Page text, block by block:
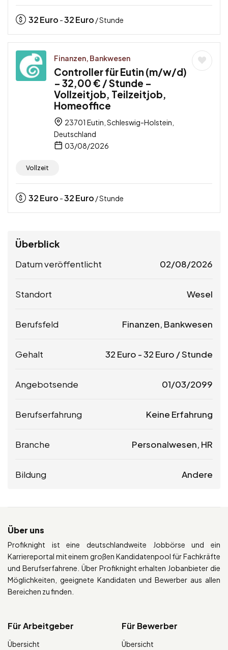
32Euro -32Euro / Stunde
Finanzen, Bankwesen
Controller für Eutin (m/w/d)
– 32,00 € / Stunde –
Vollzeitjob, Teilzeitjob,
Homeoffice
23701 Eutin, Schleswig-Holstein,
Deutschland
03/08/2026
Vollzeit
32Euro -32Euro / Stunde
Überblick
Datum veröffentlicht 02/08/2026
Standort Wesel
Berufsfeld Finanzen, Bankwesen
Gehalt 32 Euro -32 Euro / Stunde
Angebotsende 01/03/2099
Berufserfahrung Keine Erfahrung
Branche Personalwesen, HR
Bildung Andere
Über uns
Profiknight ist eine deutschlandweite Jobbörse und ein
Karriereportal mit einem großen Kandidatenpool für Fachkräfte
und Berufserfahrene. Über Profiknight erhalten Jobanbieter die
Möglichkeiten, geeignete Kandidaten und Bewerber aus allen
Bereichen zu finden.
Für Arbeitgeber
Übersicht
Für Bewerber
Übersicht